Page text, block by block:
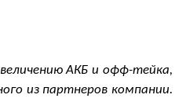
АКБ и офф-тейка,
из партнеров компании.